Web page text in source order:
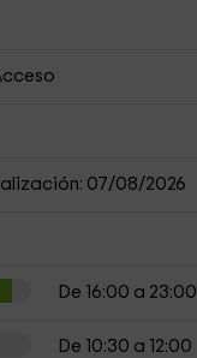
07/08/2026
De 16:00 a 23:00
De 10:30 a 12:00